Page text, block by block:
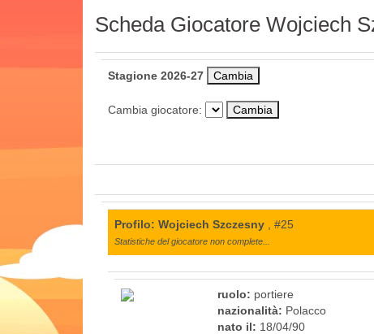
Scheda Giocatore Wojciech
Stagione 2026-27
Cambia giocatore:
Profilo: Wojciech Szczesny , #25
Statistiche del giocatore non complete...
ruolo: portiere
nazionalità: Polacco
nato il: 18/04/90